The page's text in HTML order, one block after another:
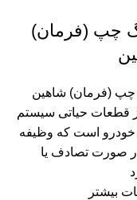
چپ (فرمان)
چپ (فرمان) شاهین
قطعات حیاتی سیستم
خودرو است که وظیفه
صورت تصادف یا
بیشتر